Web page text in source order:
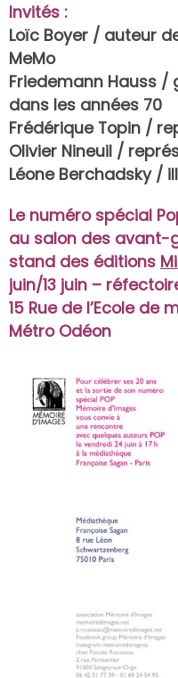
Invités :
Loïc Boyer / auteur
MeMo
Friedemann Hauss /
dans les années 70
Frédérique Topin /
Olivier Nineuil /
Léone Berchadsky /
Le numéro spécial
au salon des avant-
stand des éditions
juin/13 juin –
15 Rue de l’Ecole de
Métro Odéon